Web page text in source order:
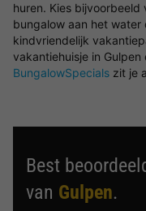
huren. Kies bijvoorbeeld
bungalow aan het
kindvriendelijk
vakantiehuisje in Gulpen
BungalowSpecials zit je
Best
van Gulpen.